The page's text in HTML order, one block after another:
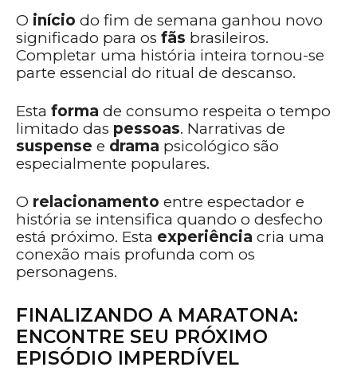
O início do fim de semana ganhou novo
significado para os fãs brasileiros.
Completar uma história inteira tornou-se
parte essencial do ritual de descanso.
Esta forma de consumo respeita o tempo
limitado das pessoas. Narrativas de
suspense e drama psicológico são
especialmente populares.
O relacionamento entre espectador e
história se intensifica quando o desfecho
está próximo. Esta experiência cria uma
conexão mais profunda com os
personagens.
FINALIZANDO A MARATONA:
ENCONTRE SEU PRÓXIMO
EPISÓDIO IMPERDÍVEL